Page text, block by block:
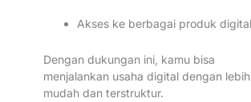
Akses ke berbagai produk digital
Dengan dukungan ini, kamu bisa
menjalankan usaha digital dengan lebih
mudah dan terstruktur.